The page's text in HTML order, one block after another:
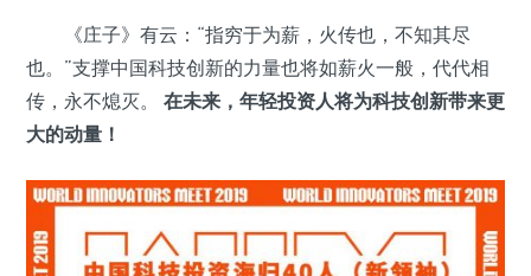
《庄子》有云：“指穷于为薪，火传也，不知其尽
也。”支撑中国科技创新的力量也将如薪火一般，代代相
传，永不熄灭。 在未来，年轻投资人将为科技创新带来更
大的动量！